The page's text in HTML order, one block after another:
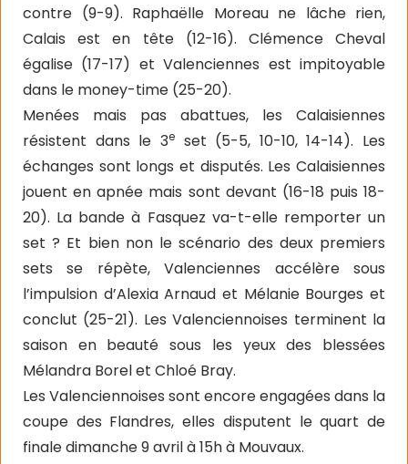
contre (9-9). Raphaëlle Moreau ne lâche rien,
Calais est en tête (12-16). Clémence Cheval
égalise (17-17) et Valenciennes est impitoyable
dans le money-time (25-20).
Menées mais pas abattues, les Calaisiennes
résistent dans le 3eset (5-5, 10-10, 14-14). Les
échanges sont longs et disputés. Les Calaisiennes
jouent en apnée mais sont devant (16-18 puis 18-
20). La bande à Fasquez va-t-elle remporter un
set ? Et bien non le scénario des deux premiers
sets se répète, Valenciennes accélère sous
l’impulsion d’Alexia Arnaud et Mélanie Bourges et
conclut (25-21). Les Valenciennoises terminent la
saison en beauté sous les yeux des blessées
Mélandra Borel et Chloé Bray.
Les Valenciennoises sont encore engagées dans la
coupe des Flandres, elles disputent le quart de
finale dimanche 9 avril à 15h à Mouvaux.